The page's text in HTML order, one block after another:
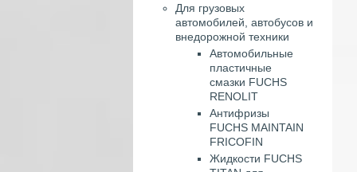
Для грузовых
автомобилей, автобусов и
внедорожной техники
Автомобильные
пластичные
смазки FUCHS
RENOLIT
Антифризы
FUCHS MAINTAIN
FRICOFIN
Жидкости FUCHS